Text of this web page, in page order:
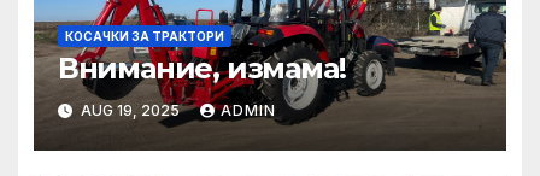
КОСАЧКИ ЗА ТРАКТОРИ
Внимание, измама!
AUG 19, 2025 ADMIN